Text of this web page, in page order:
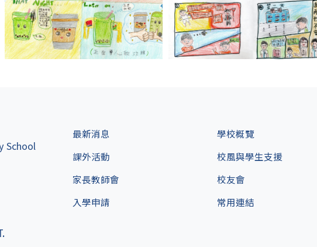
School
最新消息 學校概覽
課外活動
校風與學生支援
家長教師會
校友會
入學申請
常用連結